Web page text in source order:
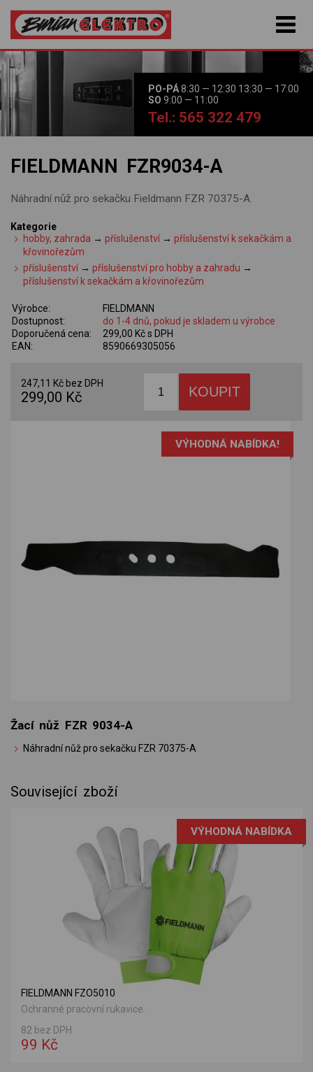
PO-PÁ8:30 — 12:30 13:30 — 17:00
SO 9:00 — 11:00
Tel.: 565 322 479
FIELDMANN FZR9034-A
Náhradní nůž pro sekačku Fieldmann FZR 70375-A.
Kategorie
hobby, zahrada →příslušenství →příslušenství k sekačkám a
křovinořezům
příslušenství →příslušenství pro hobby a zahradu →
příslušenství k sekačkám a křovinořezům
Výrobce:
FIELDMANN
Dostupnost:
do 1-4 dnů, pokud je skladem u výrobce
Doporučená cena:
299,00 Kč s DPH
EAN:
8590669305056
247,11 Kč bez DPH
299,00 Kč
VÝHODNÁ NABÍDKA!
Žací nůž FZR 9034-A
Náhradní nůž pro sekačku FZR 70375-A
Související zboží
VÝHODNÁ NABÍDKA
FIELDMANN FZO5010
Ochranné pracovní rukavice.
82 bez DPH
99 Kč